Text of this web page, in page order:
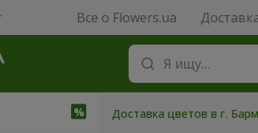
Все о Flowers.ua
Доставка цветов в г.